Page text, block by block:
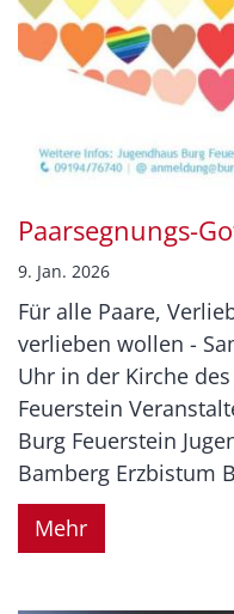
Paarsegnungs-
9. Jan. 2026
Für alle Paare,
verlieben wollen -
Uhr in der Kirche
Feuerstein
Burg Feuerstein
Bamberg Erzbistum
Mehr